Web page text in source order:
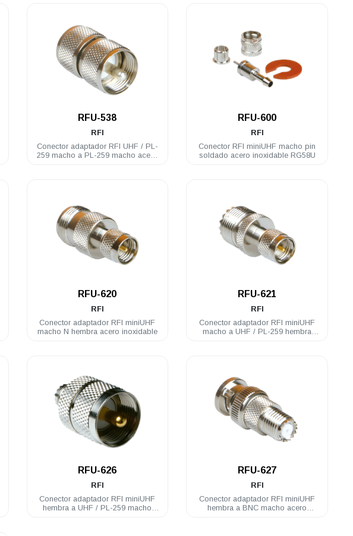
RFU-538
RFI
Conector adaptador RFI UHF / PL-
259 macho a PL-259 macho acero
RFU-600
RFI
Conector RFI miniUHF macho pin
soldado acero inoxidable RG58U
RFU-620
RFI
Conector adaptador RFI miniUHF
macho N hembra acero inoxidable
RFU-621
RFI
Conector adaptador RFI miniUHF
macho a UHF / PL-259 hembra
RFU-626
RFI
Conector adaptador RFI miniUHF
hembra a UHF / PL-259 macho
RFU-627
RFI
Conector adaptador RFI miniUHF
hembra a BNC macho acero